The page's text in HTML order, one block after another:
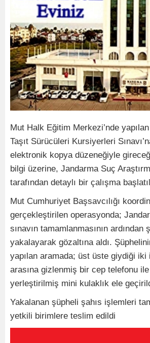
Mut Halk Eğitim Merkezi’nde
Taşıt Sürücüleri Kursiyerleri
elektronik kopya düzeneğiyle
bilgi üzerine, Jandarma Suç
tarafından detaylı bir çalışma
Mut Cumhuriyet Başsavcılığı
gerçekleştirilen operasyonda;
sınavın tamamlanmasının ardından
yakalayarak gözaltına aldı.
yapılan aramada; üst üste giydiği iki
arasına gizlenmiş bir cep telefonu
yerleştirilmiş mini kulaklık ele
Yakalanan şüpheli şahıs işlemleri
yetkili birimlere teslim edildi